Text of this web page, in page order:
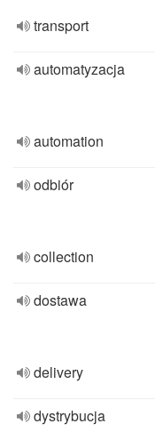
transport
automatyzacja
automation
odbiór
collection
dostawa
delivery
dystrybucja